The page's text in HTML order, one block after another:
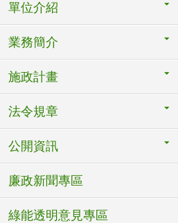
單位介紹
業務簡介
施政計畫
法令規章
公開資訊
廉政新聞專區
綠能透明意見專區